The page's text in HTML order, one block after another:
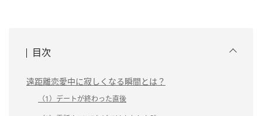
目次
遠距離恋愛中に寂しくなる瞬間とは？
（1）デートが終わった直後